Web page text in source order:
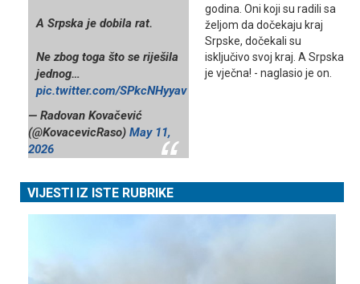
A Srpska je dobila rat.
Ne zbog toga što se riješila
jednog…
pic.twitter.com/SPkcNHyyav
— Radovan Kovačević
(@KovacevicRaso) May 11,
2026
godina. Oni koji su radili sa
željom da dočekaju kraj
Srpske, dočekali su
isključivo svoj kraj. A Srpska
je vječna! - naglasio je on.
VIJESTI IZ ISTE RUBRIKE